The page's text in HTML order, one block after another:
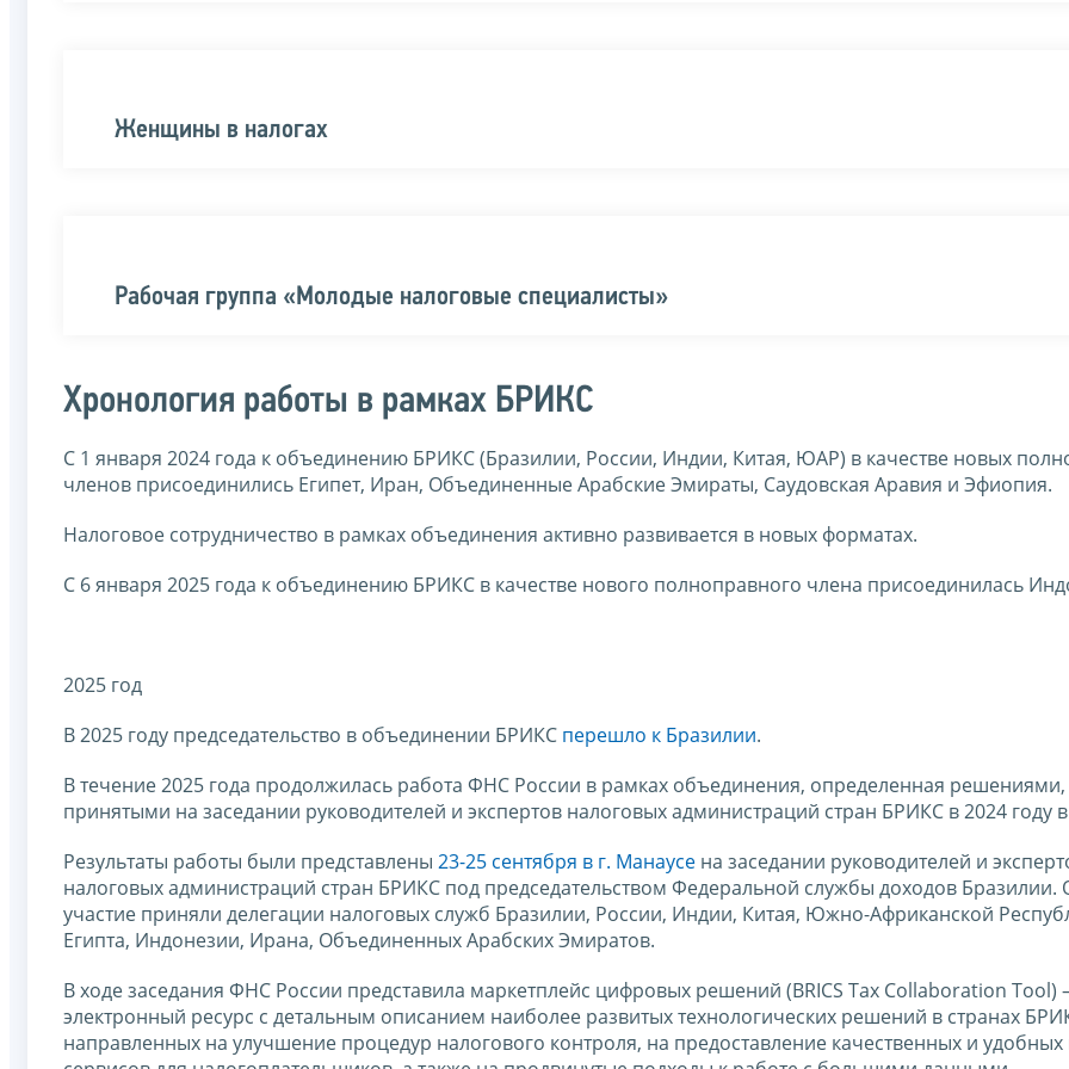
Женщины в налогах
Рабочая группа «Молодые налоговые специалисты»
Хронология работы в рамках БРИКС
С 1 января 2024 года к объединению БРИКС (Бразилии, России, Индии, Китая, ЮАР) в качестве новых
членов присоединились Египет, Иран, Объединенные Арабские Эмираты, Саудовская Аравия и Эфиопия.
Налоговое сотрудничество в рамках объединения активно развивается в новых форматах.
С 6 января 2025 года к объединению БРИКС в качестве нового полноправного члена присоединилась
2025 год
В 2025 году председательство в объединении БРИКС перешло к Бразилии.
В течение 2025 года продолжилась работа ФНС России в рамках объединения, определенная решениями,
принятыми на заседании руководителей и экспертов налоговых администраций стран БРИКС в 2024 году
Результаты работы были представлены 23-25 сентября в г. Манаусе на заседании руководителей и
налоговых администраций стран БРИКС под председательством Федеральной службы доходов Бразилии.
участие приняли делегации налоговых служб Бразилии, России, Индии, Китая, Южно-Африканской
Египта, Индонезии, Ирана, Объединенных Арабских Эмиратов.
В ходе заседания ФНС России представила маркетплейс цифровых решений (BRICS Tax Collaboration Tool)
электронный ресурс с детальным описанием наиболее развитых технологических решений в странах
направленных на улучшение процедур налогового контроля, на предоставление качественных и